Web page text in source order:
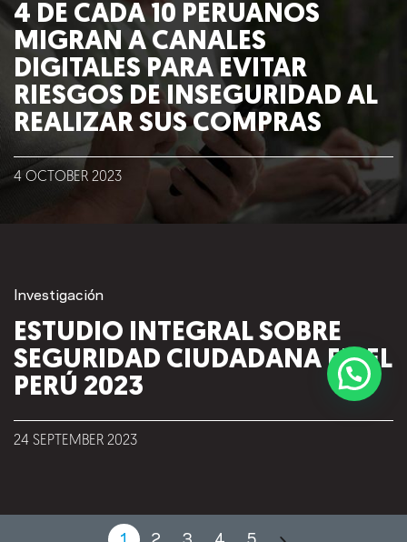
©2018 IMA GO!
4 DE CADA 10 PERUANOS
MIGRAN A CANALES
DIGITALES PARA EVITAR
RIESGOS DE INSEGURIDAD AL
REALIZAR SUS COMPRAS
4 OCTOBER 2023
Investigación
ESTUDIO INTEGRAL SOBRE
SEGURIDAD CIUDADANA EN EL
PERÚ 2023
24 SEPTEMBER 2023